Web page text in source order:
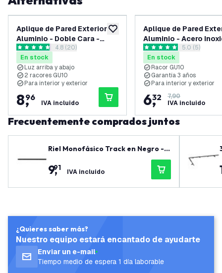
añadir a lista de deseos
Aplique de Pared Exterior -
Aluminio - Doble Cara -
Acero inoxidable -
Regulable - IP54
abrir el panel de reseñas
4.8 estrellas de puntuación
4.8 (20)
En stock
Luz arriba y abajo
2 racores GU10
Para interior y exterior
8,
96
IVA incluido
Aplique de Pared
Aluminio - Acero
- Regulable - IP54
abrir el
5 estrellas de puntuación
5.0 (5)
En stock
Racor GU10
Garantía 3 años
Para interior y exterior
6,
32
7,90
IVA incluido
Frecuentemente comprados juntos
Riel Monofásico Track en Negro - 1
9,
91 IVA incluido
¿Quieres saber más?
Nuestro equipo estará encantado de ayudarte
Enviar un e-mail
Tiempo medio de espera 1 día laborable